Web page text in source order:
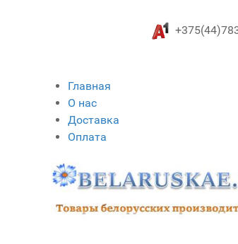
Главная
О нас
Доставка
Оплата